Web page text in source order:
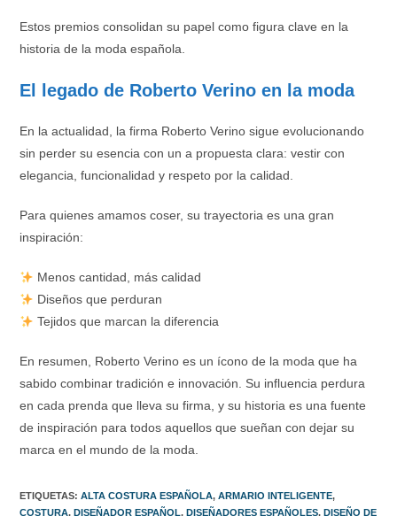
Estos premios consolidan su papel como figura clave en la
historia de la moda española.
El legado de Roberto Verino en la moda
En la actualidad, la firma Roberto Verino sigue evolucionando
sin perder su esencia con un a propuesta clara: vestir con
elegancia, funcionalidad y respeto por la calidad.
Para quienes amamos coser, su trayectoria es una gran
inspiración:
Menos cantidad, más calidad
Diseños que perduran
Tejidos que marcan la diferencia
En resumen, Roberto Verino es un ícono de la moda que ha
sabido combinar tradición e innovación. Su influencia perdura
en cada prenda que lleva su firma, y su historia es una fuente
de inspiración para todos aquellos que sueñan con dejar su
marca en el mundo de la moda.
ETIQUETAS:ALTA COSTURA ESPAÑOLA, ARMARIO INTELIGENTE,
COSTURA, DISEÑADOR ESPAÑOL, DISEÑADORES ESPAÑOLES, DISEÑO DE